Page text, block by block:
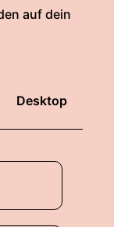
auf dein
Desktop